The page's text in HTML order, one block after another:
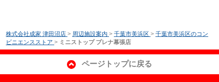
株式会社成家 津田沼店 > 周辺施設案内 > 千葉市美浜区 > 千葉市美浜区のコン
ビニエンスストア > ミニストップ プレナ幕張店
ページトップに戻る